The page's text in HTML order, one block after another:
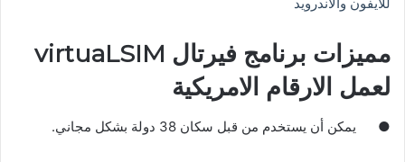
مميزات برنامج فيرتال virtuaLSIM
لعمل الارقام الامريكية
● يمكن أن يستخدم من قبل سكان 38 دولة بشكل مجاني.